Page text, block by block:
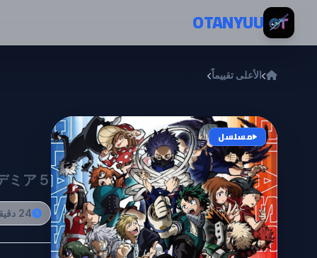
تخطي إلى المحتوىOTANYUU
الأعلى تقييماً
مسلسل
ミア５
24 دقيقة